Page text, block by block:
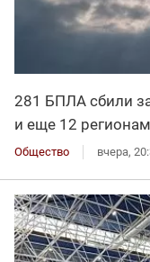
281 БПЛА сбили
и еще 12
Общество вчера,